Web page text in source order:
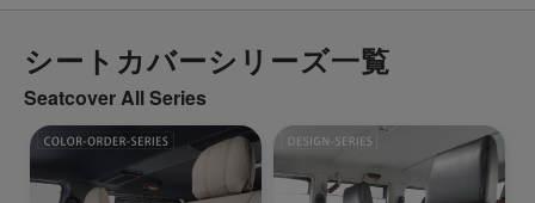
シートカバーシリーズ一覧
Seatcover All Series